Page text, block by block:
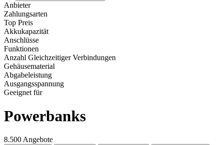
Anbieter
Zahlungsarten
Top Preis
Akkukapazität
Anschlüsse
Funktionen
Anzahl Gleichzeitiger Verbindungen
Gehäusematerial
Abgabeleistung
Ausgangsspannung
Geeignet für
Powerbanks
8.500 Angebote